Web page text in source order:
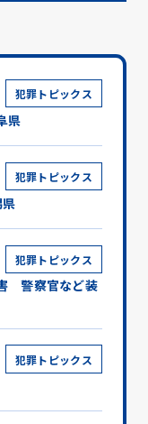
犯罪トピックス
県
犯罪トピックス
犯罪トピックス
警察官など装
犯罪トピックス